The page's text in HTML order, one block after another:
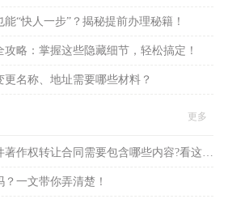
“快人一步”？揭秘提前办理秘籍！
略：掌握这些隐藏细节，轻松搞定！
名称、地址需要哪些材料？
更多
汇标网分享丨注意！软件著作权转让合同需要包含哪些内容?看这8大方面！
一文带你弄清楚！